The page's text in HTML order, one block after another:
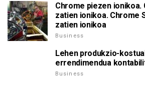
Chrome piezen ionikoa.
zatien ionikoa. Chrome
zatien ionikoa
Business
Lehen produkzio-
errendimendua
Business